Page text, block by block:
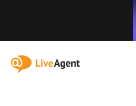
:site.title